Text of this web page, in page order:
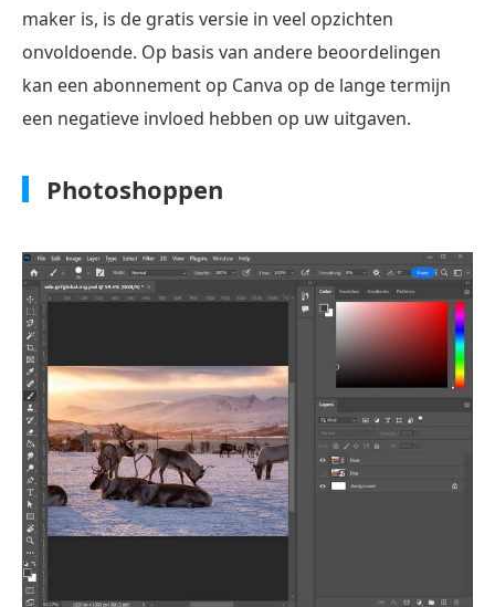
maker is, is de gratis versie in veel opzichten
onvoldoende. Op basis van andere beoordelingen
kan een abonnement op Canva op de lange termijn
een negatieve invloed hebben op uw uitgaven.
Photoshoppen